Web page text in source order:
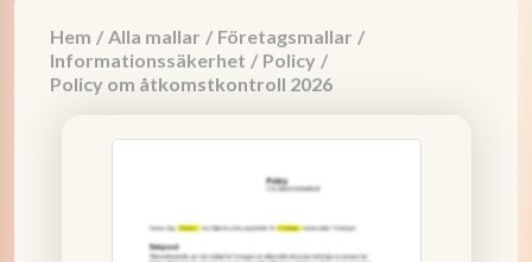
Hem / Alla mallar / Företagsmallar /
Informationssäkerhet / Policy /
Policy om åtkomstkontroll 2026